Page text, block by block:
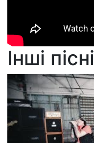
Інші пісні